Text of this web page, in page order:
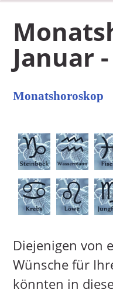
Januar
Monatshoroskop
Diejenigen von
Wünsche für
könnten in